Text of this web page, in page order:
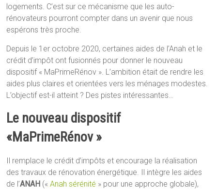
logements. C’est sur ce mécanisme que les auto-
rénovateurs pourront compter dans un avenir que nous
espérons très proche.
Depuis le 1er octobre 2020, certaines aides de l’Anah et le
crédit d’impôt ont fusionnés pour donner le nouveau
dispositif « MaPrimeRénov ». L’ambition était de rendre les
aides plus claires et orientées vers les ménages modestes.
L’objectif est-il atteint ? Des pistes intéressantes…
Le nouveau dispositif
«MaPrimeRénov »
Il remplace le crédit d’impôts et encourage la réalisation
des travaux de rénovation énergétique. Il intègre les aides
de l’ANAH («Anah sérénité » pour une approche globale),